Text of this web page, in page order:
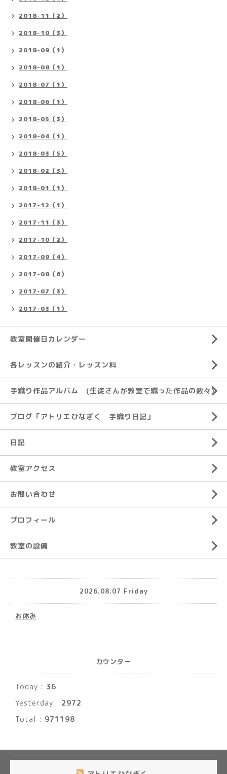
2018-11（2）
2018-10（3）
2018-09（1）
2018-08（1）
2018-07（1）
2018-06（1）
2018-05（3）
2018-04（1）
2018-03（5）
2018-02（3）
2018-01（1）
2017-12（1）
2017-11（3）
2017-10（2）
2017-09（4）
2017-08（6）
2017-07（3）
2017-03（1）
教室開催日カレンダー
各レッスンの紹介・レッスン料
手織り作品アルバム (生徒さんが教室で織った作品の数々)
ブログ「アトリエひなぎく 手織り日記」
日記
教室アクセス
お問い合わせ
プロフィール
教室の設備
2026.08.07 Friday
お休み
カウンター
Today : 36
Yesterday : 2972
Total : 971198